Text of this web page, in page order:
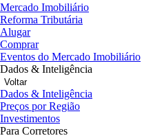
Mercado Imobiliário
Reforma Tributária
Alugar
Comprar
Eventos do Mercado Imobiliário
Dados & Inteligência
Voltar
Dados & Inteligência
Preços por Região
Investimentos
Para Corretores